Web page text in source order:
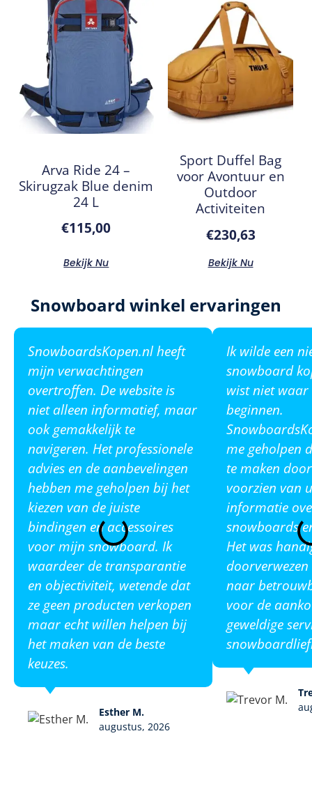
Arva Ride 24 –
Skirugzak Blue denim
24 L
€115,00
Bekijk Nu
Sport Duffel Bag
voor Avontuur en
Outdoor
Activiteiten
€230,63
Bekijk Nu
Snowboard winkel ervaringen
SnowboardsKopen.nl heeft
mijn verwachtingen
overtroffen. De website is
niet alleen informatief, maar
ook gemakkelijk te
navigeren. Het professionele
advies en de aanbevelingen
hebben me geholpen bij het
kiezen van de juiste
bindingen en accessoires
voor mijn snowboard. Ik
waardeer de transparantie
en objectiviteit, wetende dat
ze geen producten verkopen
maar echt willen helpen bij
het maken van de beste
keuzes.
Esther M.
augustus, 2026
Ik wilde een
snowboard
wist niet waar
beginnen.
me geholpen
te maken
voorzien van
informatie
snowboards
Het was
naar
voor de
geweldige